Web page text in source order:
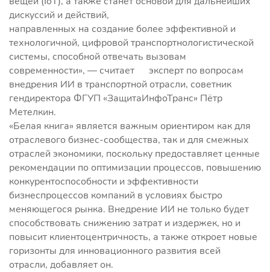
дискуссий и действий,
направленных на создание более эффективной и
технологичной, цифровой транспортнологистической
системы, способной отвечать вызовам
современности», — считает эксперт по вопросам
внедрения ИИ в транспортной отрасли, советник
гендиректора ФГУП «ЗащитаИнфоТранс» Пётр
Метелкин.
«Белая книга» является важным ориентиром как для
отраслевого бизнес-сообщества, так и для смежных
отраслей экономики, поскольку предоставляет ценные
рекомендации по оптимизации процессов, повышению
конкурентоспособности и эффективности
бизнеспроцессов компаний в условиях быстро
меняющегося рынка. Внедрение ИИ не только будет
способствовать снижению затрат и издержек, но и
повысит клиентоцентричность, а также откроет новые
горизонты для инновационного развития всей
отрасли, добавляет он.